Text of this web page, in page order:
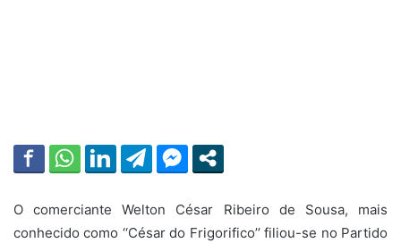
O comerciante Welton César Ribeiro de Sousa, mais
conhecido como ‘‘César do Frigorifico’’ filiou-se no Partido